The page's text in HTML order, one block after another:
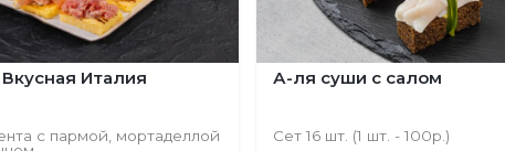
Италия
с пармой, мортаделлой
А-ля суши с салом
Сет 16 шт. (1 шт. - 100р.)